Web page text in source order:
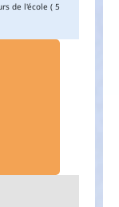
de l'école ( 5